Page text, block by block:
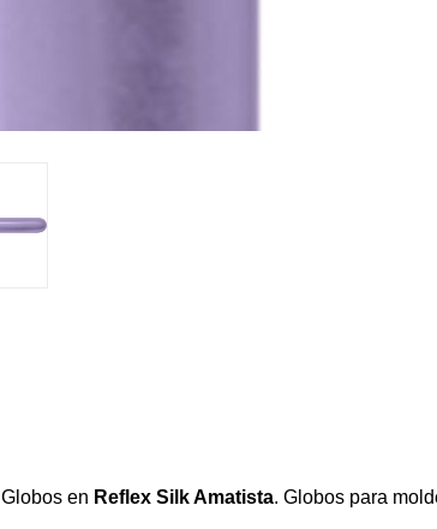
Globos en Reflex Silk Amatista. Globos para